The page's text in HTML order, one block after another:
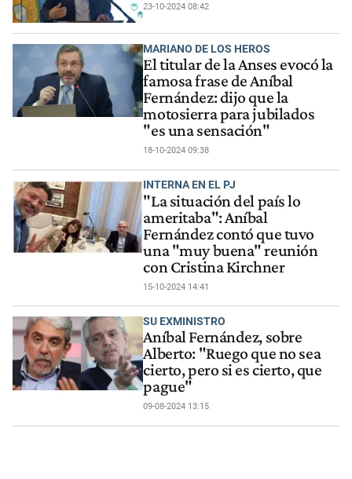
23-10-2024 08:42
MARIANO DE LOS HEROS
El titular de la Anses evocó la
famosa frase de Aníbal
Fernández: dijo que la
motosierra para jubilados
"es una sensación"
18-10-2024 09:38
INTERNA EN EL PJ
"La situación del país lo
ameritaba": Aníbal
Fernández contó que tuvo
una "muy buena" reunión
con Cristina Kirchner
15-10-2024 14:41
SU EXMINISTRO
Aníbal Fernández, sobre
Alberto: "Ruego que no sea
cierto, pero si es cierto, que
pague"
09-08-2024 13:15